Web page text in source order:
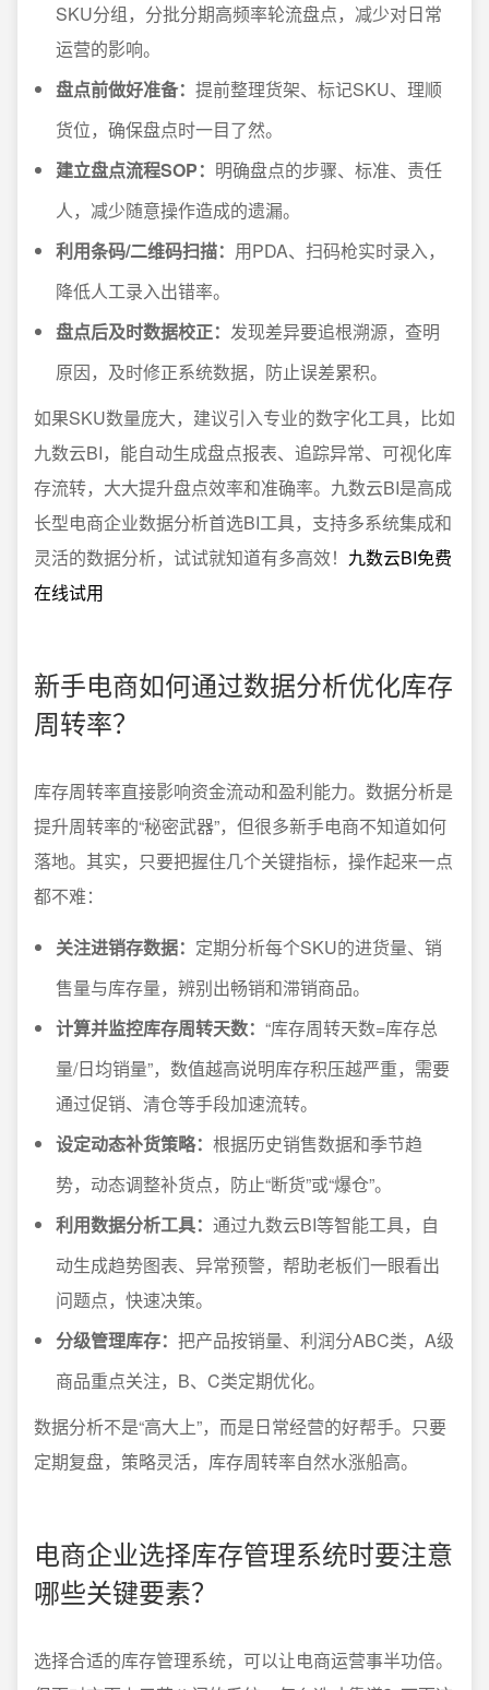
SKU分组，分批分期高频率轮流盘点，减少对日常
运营的影响。
盘点前做好准备： 提前整理货架、标记SKU、理顺
货位，确保盘点时一目了然。
建立盘点流程SOP： 明确盘点的步骤、标准、责任
人，减少随意操作造成的遗漏。
利用条码/二维码扫描： 用PDA、扫码枪实时录入，
降低人工录入出错率。
盘点后及时数据校正： 发现差异要追根溯源，查明
原因，及时修正系统数据，防止误差累积。
如果SKU数量庞大，建议引入专业的数字化工具，比如
九数云BI，能自动生成盘点报表、追踪异常、可视化库
存流转，大大提升盘点效率和准确率。九数云BI是高成
长型电商企业数据分析首选BI工具，支持多系统集成和
灵活的数据分析，试试就知道有多高效！ 九数云BI免费
在线试用
新手电商如何通过数据分析优化库存
周转率？
库存周转率直接影响资金流动和盈利能力。数据分析是
提升周转率的“秘密武器”，但很多新手电商不知道如何
落地。其实，只要把握住几个关键指标，操作起来一点
都不难：
关注进销存数据： 定期分析每个SKU的进货量、销
售量与库存量，辨别出畅销和滞销商品。
计算并监控库存周转天数： “库存周转天数=库存总
量/日均销量”，数值越高说明库存积压越严重，需要
通过促销、清仓等手段加速流转。
设定动态补货策略： 根据历史销售数据和季节趋
势，动态调整补货点，防止“断货”或“爆仓”。
利用数据分析工具： 通过九数云BI等智能工具，自
动生成趋势图表、异常预警，帮助老板们一眼看出
问题点，快速决策。
分级管理库存： 把产品按销量、利润分ABC类，A级
商品重点关注，B、C类定期优化。
数据分析不是“高大上”，而是日常经营的好帮手。只要
定期复盘，策略灵活，库存周转率自然水涨船高。
电商企业选择库存管理系统时要注意
哪些关键要素？
选择合适的库存管理系统，可以让电商运营事半功倍。